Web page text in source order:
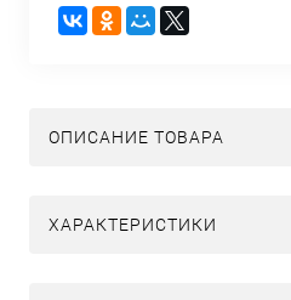
ОПИСАНИЕ ТОВАРА
ХАРАКТЕРИСТИКИ